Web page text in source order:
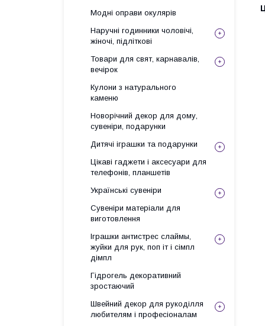
Модні оправи окулярів
Наручні годинники чоловічі,
жіночі, підліткові
Товари для свят, карнавалів,
вечірок
Кулони з натурального
каменю
Новорічний декор для дому,
сувеніри, подарунки
Дитячі іграшки та подарунки
Цікаві гаджети і аксесуари для
телефонів, планшетів
Українські сувеніри
Сувеніри матеріали для
виготовлення
Іграшки антистрес слаймы,
жуйки для рук, поп іт і сімпл
дімпл
Гідрогель декоративний
зростаючий
Швейний декор для рукоділля
любителям і професіоналам